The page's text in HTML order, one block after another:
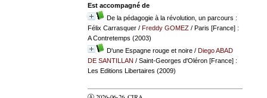
Est accompagné de
De la pédagogie à la révolution, un parcours :
Félix Carrasquer/ Freddy GOMEZ/ Paris [France] :
A Contretemps (2003)
D'une Espagne rouge et noire/ Diego ABAD
DE SANTILLAN / Saint-Georges d'Oléron [France] :
Les Editions Libertaires (2009)